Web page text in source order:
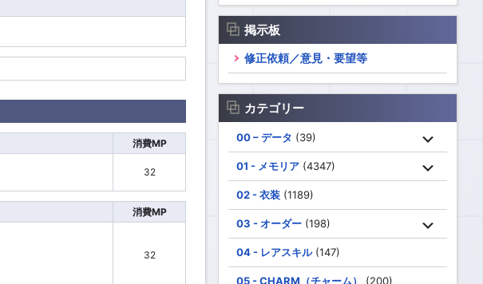
消費MP
32
消費MP
32
掲示板
修正依頼／意見・要望等
カテゴリー
00 – データ (39)
01 - メモリア (4347)
02 - 衣装 (1189)
03 - オーダー (198)
04 - レアスキル(147)
05 - CHARM（チャーム） (200)